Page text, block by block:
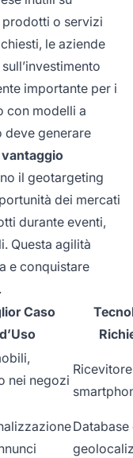
o servizi
le aziende
importante per i
con modelli a
deve generare
vantaggio
il geotargeting
dei mercati
durante eventi,
Questa agilità
e conquistare
Caso
d’Uso
nei negozi
Database